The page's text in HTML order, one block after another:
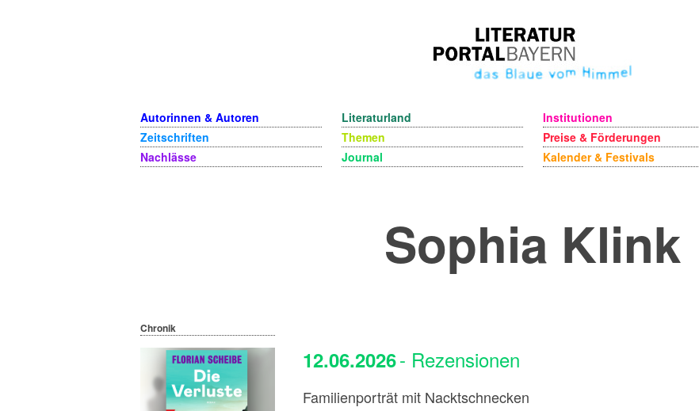
Autorinnen & Autoren
Zeitschriften
Nachlässe
Literaturland
Themen
Journal
Institutionen
Preise & Förderungen
Kalender & Festivals
Sophia Klink
Chronik
12.06.2026- Rezensionen
Familienporträt mit Nacktschnecken